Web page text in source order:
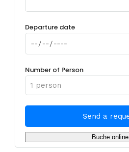
Departure date
Number of Person
Buche online